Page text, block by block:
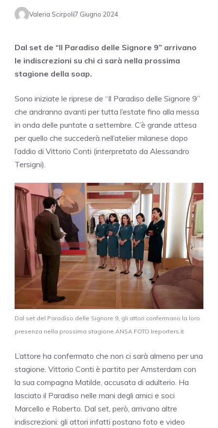
Valeria Scirpoli7 Giugno 2024
Dal set de “Il Paradiso delle Signore 9” arrivano
le indiscrezioni su chi ci sarà nella prossima
stagione della soap.
Sono iniziate le riprese de “Il Paradiso delle Signore 9”
che andranno avanti per tutta l’estate fino alla messa
in onda delle puntate a settembre. C’è grande attesa
per quello che succederà nell’atelier milanese dopo
l’addio di Vittorio Conti (interpretato da Alessandro
Tersigni).
Dal set del Paradiso delle Signore 9, gli attori confermano la loro
presenza nella prossima stagione ANSA FOTO Ireporters.it
L’attore ha confermato che non ci sarà almeno per una
stagione. Vittorio Conti è partito per Amsterdam con
la sua compagna Matilde, accusata di adulterio. Ha
lasciato il Paradiso nelle mani degli amici e soci
Marcello e Roberto. Dal set, però, arrivano altre
indiscrezioni: gli attori infatti postano foto e video